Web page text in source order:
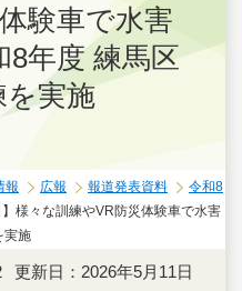
験車で水害
8年度 練馬区
を実施
報 広報 報道発表資料
令和8
】様々な訓練やVR防災体験車で水害
実施
更新日：2026年5月11日